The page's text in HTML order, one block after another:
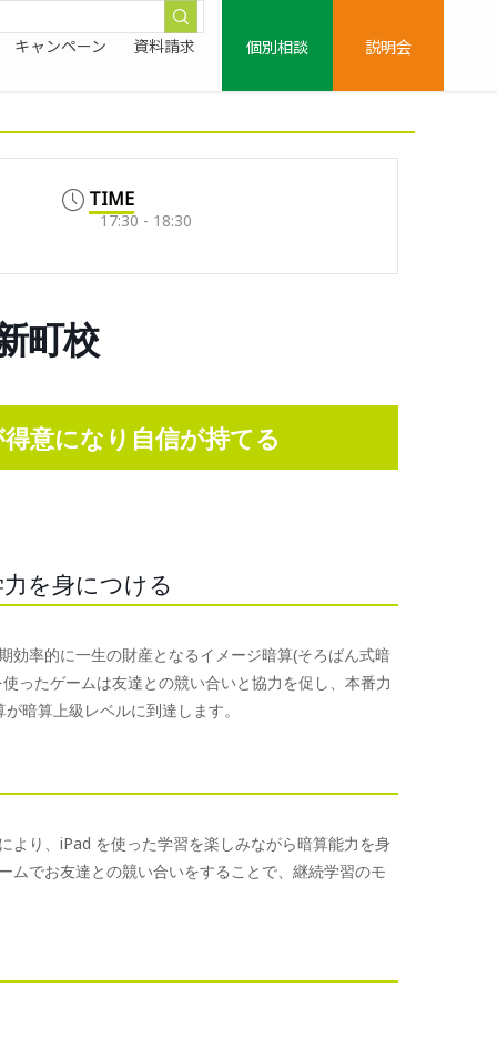
キャンペーン 資料請求
個別相談
説明会
TIME
17:30 - 18:30
町校
意になり自信が持てる
を身につける
効率的に一生の財産となるイメージ暗算(そろばん式暗
ったゲームは友達との競い合いと協力を促し、本番力
暗算上級レベルに到達します。
より、iPad を使った学習を楽しみながら暗算能力を身
ムでお友達との競い合いをすることで、継続学習のモ